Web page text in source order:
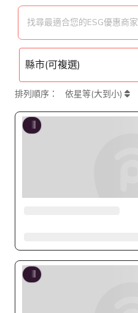
找尋最適合您的ESG優惠商家
排列順序： 依星等(大到小)